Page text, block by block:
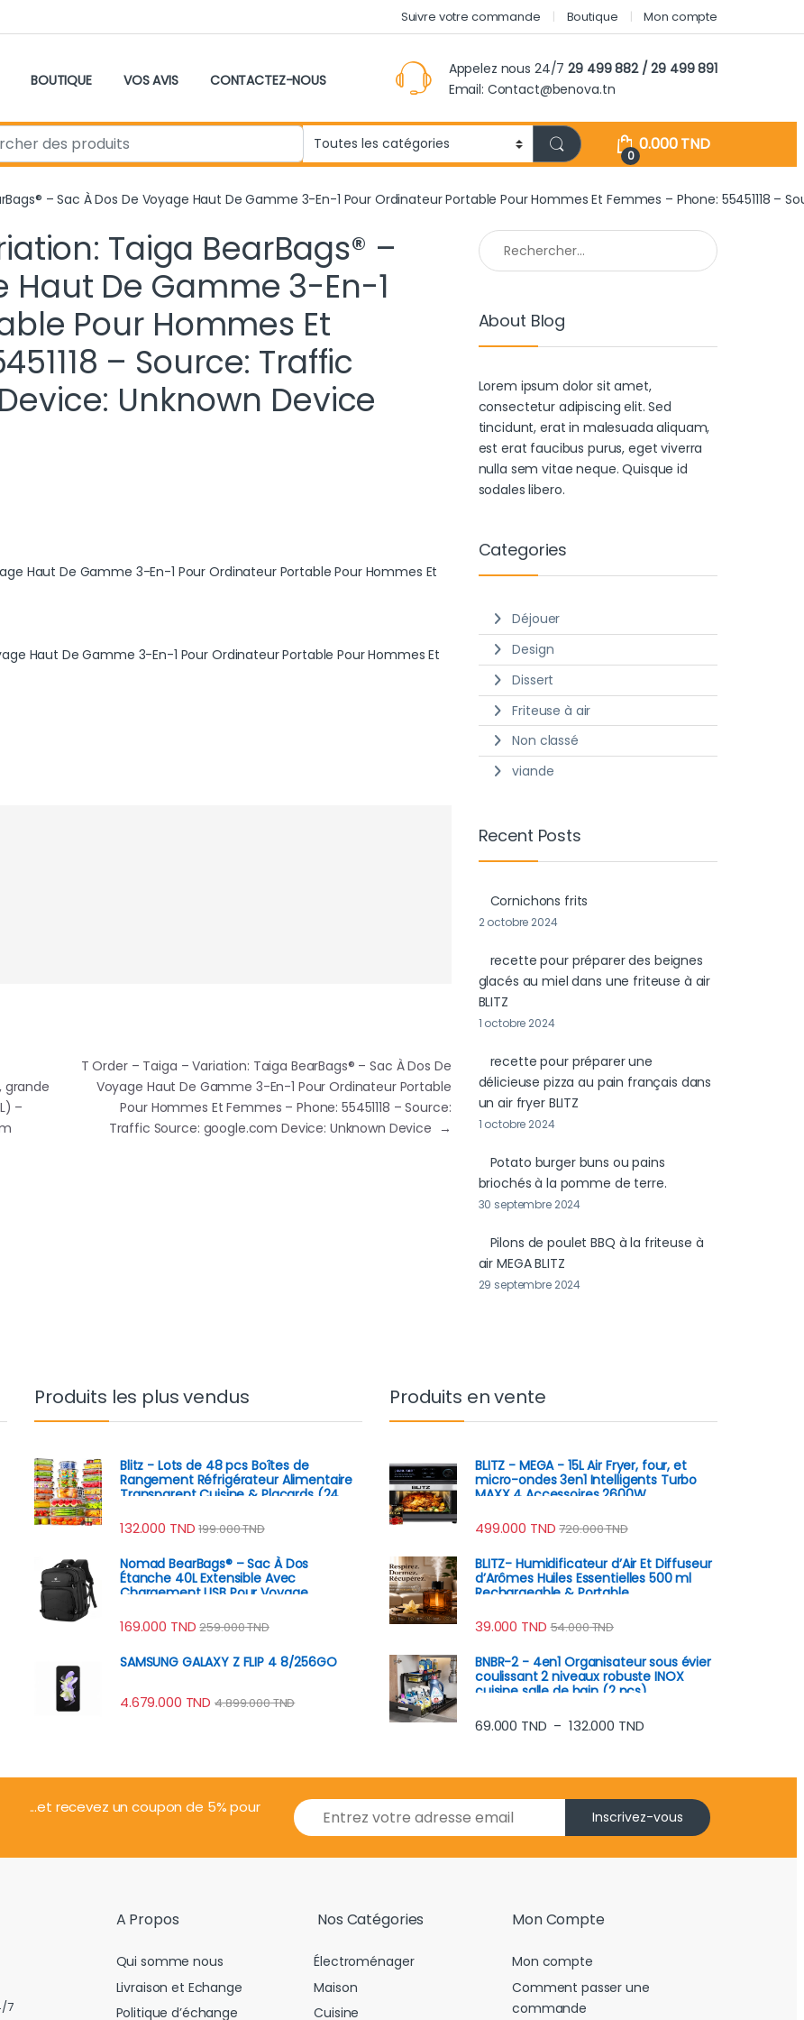
Suivre votre commande Boutique Mon compte
BOUTIQUE VOS AVIS CONTACTEZ-NOUS
Appelez nous 24/729 499 882 / 29 499 891
Email: Contact@benova.tn
0
0.000TND
– Sac À Dos De Voyage Haut De Gamme 3-En-1 Pour Ordinateur Portable Pour Hommes Et Femmes – Phone: 55451118 –
Taiga BearBags® –
Haut De Gamme 3-En-1
Pour Hommes Et
– Source: Traffic
Unknown Device
Haut De Gamme 3-En-1 Pour Ordinateur Portable Pour Hommes Et
Haut De Gamme 3-En-1 Pour Ordinateur Portable Pour Hommes Et
grande
–
T Order – Taiga – Variation: Taiga BearBags® – Sac À Dos De
Voyage Haut De Gamme 3-En-1 Pour Ordinateur Portable
Pour Hommes Et Femmes – Phone: 55451118 – Source:
Traffic Source: google.com Device: Unknown Device →
Rechercher :
About Blog
Lorem ipsum dolor sit amet,
consectetur adipiscing elit. Sed
tincidunt, erat in malesuada aliquam,
est erat faucibus purus, eget viverra
nulla sem vitae neque. Quisque id
sodales libero.
Categories
Déjouer
Design
Dissert
Friteuse à air
Non classé
viande
Recent Posts
Cornichons frits
2 octobre 2024
recette pour préparer des beignes
glacés au miel dans une friteuse à air
BLITZ
1 octobre 2024
recette pour préparer une
délicieuse pizza au pain français dans
un air fryer BLITZ
1 octobre 2024
Potato burger buns ou pains
briochés à la pomme de terre.
30 septembre 2024
Pilons de poulet BBQ à la friteuse à
air MEGA BLITZ
29 septembre 2024
Produits les plus vendus
Blitz - Lots de 48 pcs Boîtes de
Rangement Réfrigérateur Alimentaire
Transparent Cuisine & Placards (24
132.000 TND 199.000TND
Nomad BearBags® – Sac À Dos
Étanche 40L Extensible Avec
Chargement USB Pour Voyage
169.000 TND 259.000TND
SAMSUNG GALAXY Z FLIP 4 8/256GO
4.679.000 TND 4.899.000TND
Produits en vente
BLITZ - MEGA - 15L Air Fryer, four, et
micro-ondes 3en1 Intelligents Turbo
MAXX 4 Accessoires 2600W
499.000 TND 720.000TND
BLITZ- Humidificateur d’Air Et Diffuseur
d’Arômes Huiles Essentielles 500 ml
Rechargeable & Portable
39.000 TND 54.000TND
BNBR-2 - 4en1 Organisateur sous évier
coulissant 2 niveaux robuste INOX
cuisine salle de bain (2 pcs)
69.000 TND – 132.000 TNDPlage de prix : 69.000 TND
...et recevez un coupon de 5% pour
E
m
i
Inscrivez-vous
7
A Propos
Qui somme nous
Livraison et Echange
Politique d’échange
Nos Catégories
Électroménager
Maison
Cuisine
Mon Compte
Mon compte
Comment passer une
commande